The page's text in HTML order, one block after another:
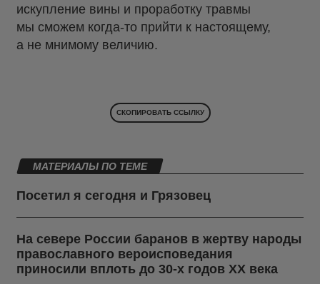
искупление вины и проработку травмы
мы сможем когда-то прийти к настоящему,
а не мнимому величию.
СКОПИРОВАТЬ ССЫЛКУ
МАТЕРИАЛЫ ПО ТЕМЕ
Посетил я сегодня и Грязовец
На севере России баранов в жертву народы
православного вероисповедания
приносили вплоть до 30-х годов ХХ века